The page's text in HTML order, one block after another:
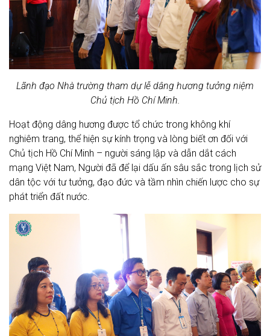
Lãnh đạo Nhà trường tham dự lễ dâng hương tưởng niệm
Chủ tịch Hồ Chí Minh.
Hoạt động dâng hương được tổ chức trong không khí
nghiêm trang, thể hiện sự kính trọng và lòng biết ơn đối với
Chủ tịch Hồ Chí Minh – người sáng lập và dẫn dắt cách
mạng Việt Nam, Người đã để lại dấu ấn sâu sắc trong lịch sử
dân tộc với tư tưởng, đạo đức và tầm nhìn chiến lược cho sự
phát triển đất nước.